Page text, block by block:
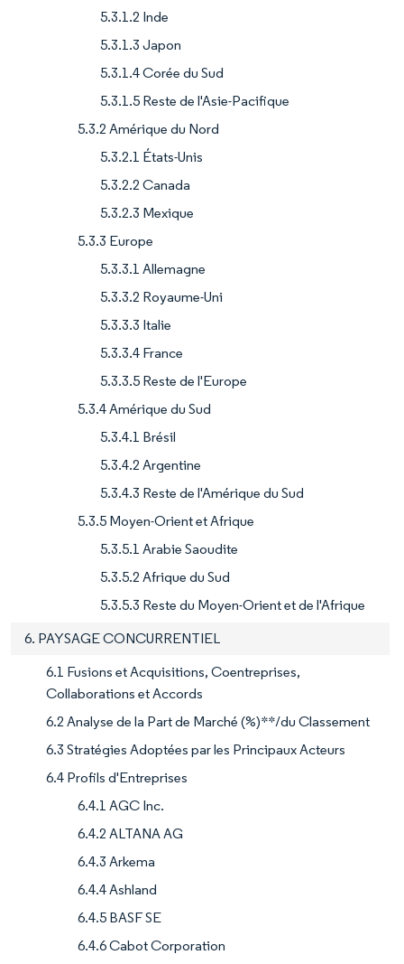
5.3.1.2 Inde
5.3.1.3 Japon
5.3.1.4 Corée du Sud
5.3.1.5 Reste de l'Asie-Pacifique
5.3.2 Amérique du Nord
5.3.2.1 États-Unis
5.3.2.2 Canada
5.3.2.3 Mexique
5.3.3 Europe
5.3.3.1 Allemagne
5.3.3.2 Royaume-Uni
5.3.3.3 Italie
5.3.3.4 France
5.3.3.5 Reste de l'Europe
5.3.4 Amérique du Sud
5.3.4.1 Brésil
5.3.4.2 Argentine
5.3.4.3 Reste de l'Amérique du Sud
5.3.5 Moyen-Orient et Afrique
5.3.5.1 Arabie Saoudite
5.3.5.2 Afrique du Sud
5.3.5.3 Reste du Moyen-Orient et de l'Afrique
6. PAYSAGE CONCURRENTIEL
6.1 Fusions et Acquisitions, Coentreprises,
Collaborations et Accords
6.2 Analyse de la Part de Marché (%)**/du Classement
6.3 Stratégies Adoptées par les Principaux Acteurs
6.4 Profils d'Entreprises
6.4.1 AGC Inc.
6.4.2 ALTANA AG
6.4.3 Arkema
6.4.4 Ashland
6.4.5 BASF SE
6.4.6 Cabot Corporation